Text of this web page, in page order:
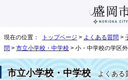
現在の位置： トップページ > よくある質問 >
問 > 市立小学校・中学校 > 小・中学校の学区
市立小学校・中学校よくある